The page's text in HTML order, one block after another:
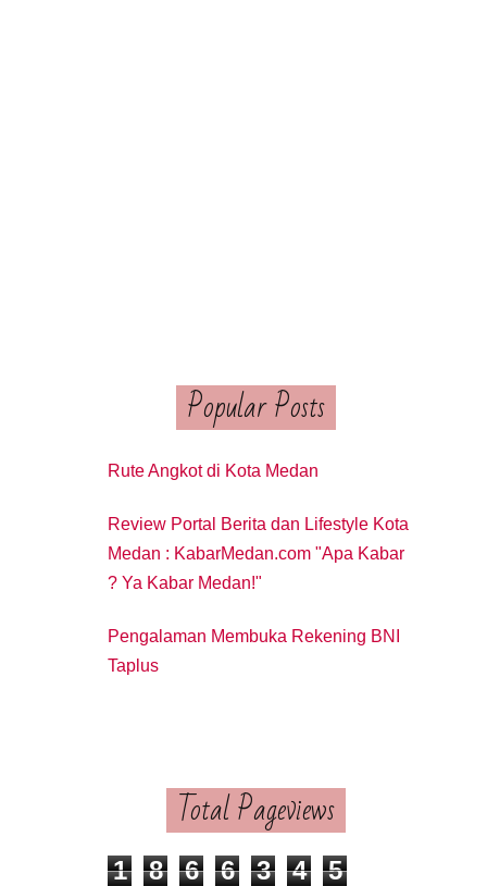
Popular Posts
Rute Angkot di Kota Medan
Review Portal Berita dan Lifestyle Kota
Medan : KabarMedan.com "Apa Kabar
? Ya Kabar Medan!"
Pengalaman Membuka Rekening BNI
Taplus
Total Pageviews
1 8 6 6 3 4 5